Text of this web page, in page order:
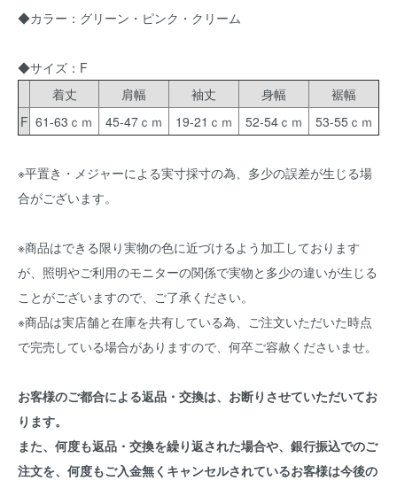
◆カラー：グリーン・ピンク・クリーム
◆サイズ：F
着丈
肩幅 袖丈 身幅
裾幅
F 61-63ｃｍ 45-47ｃｍ 19-21ｃｍ 52-54ｃｍ 53-55ｃｍ
※平置き・メジャーによる実寸採寸の為、多少の誤差が生じる場
合がございます。
※商品はできる限り実物の色に近づけるよう加工しております
が、照明やご利用のモニターの関係で実物と多少の違いが生じる
ことがございますので、ご了承ください。
※商品は実店舗と在庫を共有している為、ご注文いただいた時点
で完売している場合がありますので、何卒ご容赦くださいませ。
お客様のご都合による返品・交換は、お断りさせていただいてお
ります。
また、何度も返品・交換を繰り返された場合や、銀行振込でのご
注文を、何度もご入金無くキャンセルされているお客様は今後の